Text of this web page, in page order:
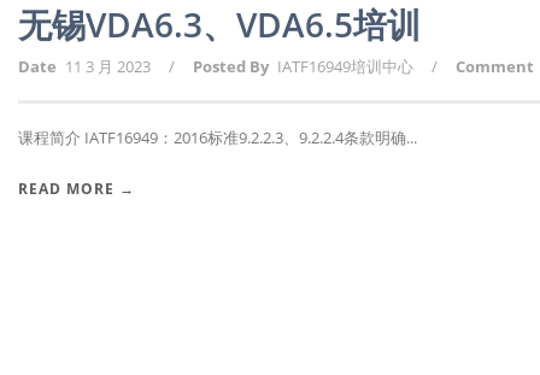
无锡VDA6.3、VDA6.5培训
Date 11 3 月 2023 / Posted By IATF16949培训中心 / Comment
课程简介 IATF16949：2016标准9.2.2.3、9.2.2.4条款明确...
READ MORE →